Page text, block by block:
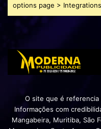
options page >
O site que é referencia
Informações com
Mangabeira, Muritiba, São